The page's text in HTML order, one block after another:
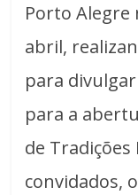
Porto Alegre
abril,
para
para a
de Tradições
convidados,